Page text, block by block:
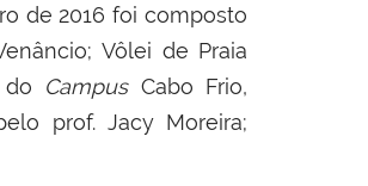
de 2016 foi composto
Vôlei de Praia
CampusCabo Frio,
prof. Jacy Moreira;